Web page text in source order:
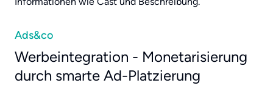
Ads&co
Werbeintegration - Monetarisierung
durch smarte Ad-Platzierung